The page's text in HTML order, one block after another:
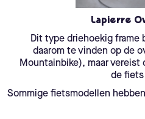
Lapierre
Dit type driehoekig
daarom te vinden op de
Mountainbike), maar
de
Sommige fietsmodellen